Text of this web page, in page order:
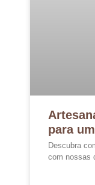
para
Descubra
com nossas